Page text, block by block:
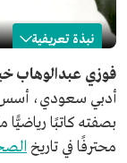
نبذة تعريفية
فوزي خياط
الاسم
التصنيف
تاريخ الميلاد
فوزي عبدالوهاب
أدبي سعودي، أسس
محترفًا في تاريخ